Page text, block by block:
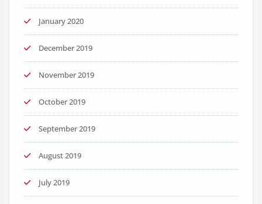
January 2020
December 2019
November 2019
October 2019
September 2019
August 2019
July 2019